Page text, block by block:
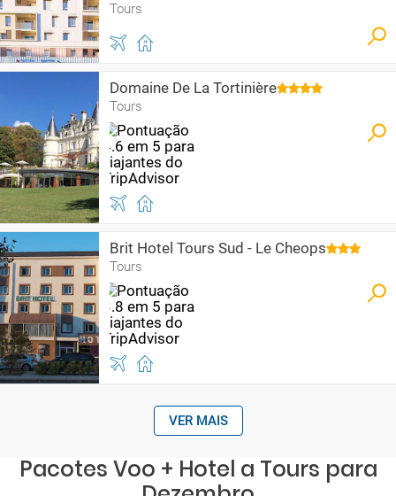
Tours
Domaine De La Tortinière
Tours
Brit Hotel Tours Sud - Le Cheops
Tours
VER MAIS
Pacotes Voo + Hotel a Tours para